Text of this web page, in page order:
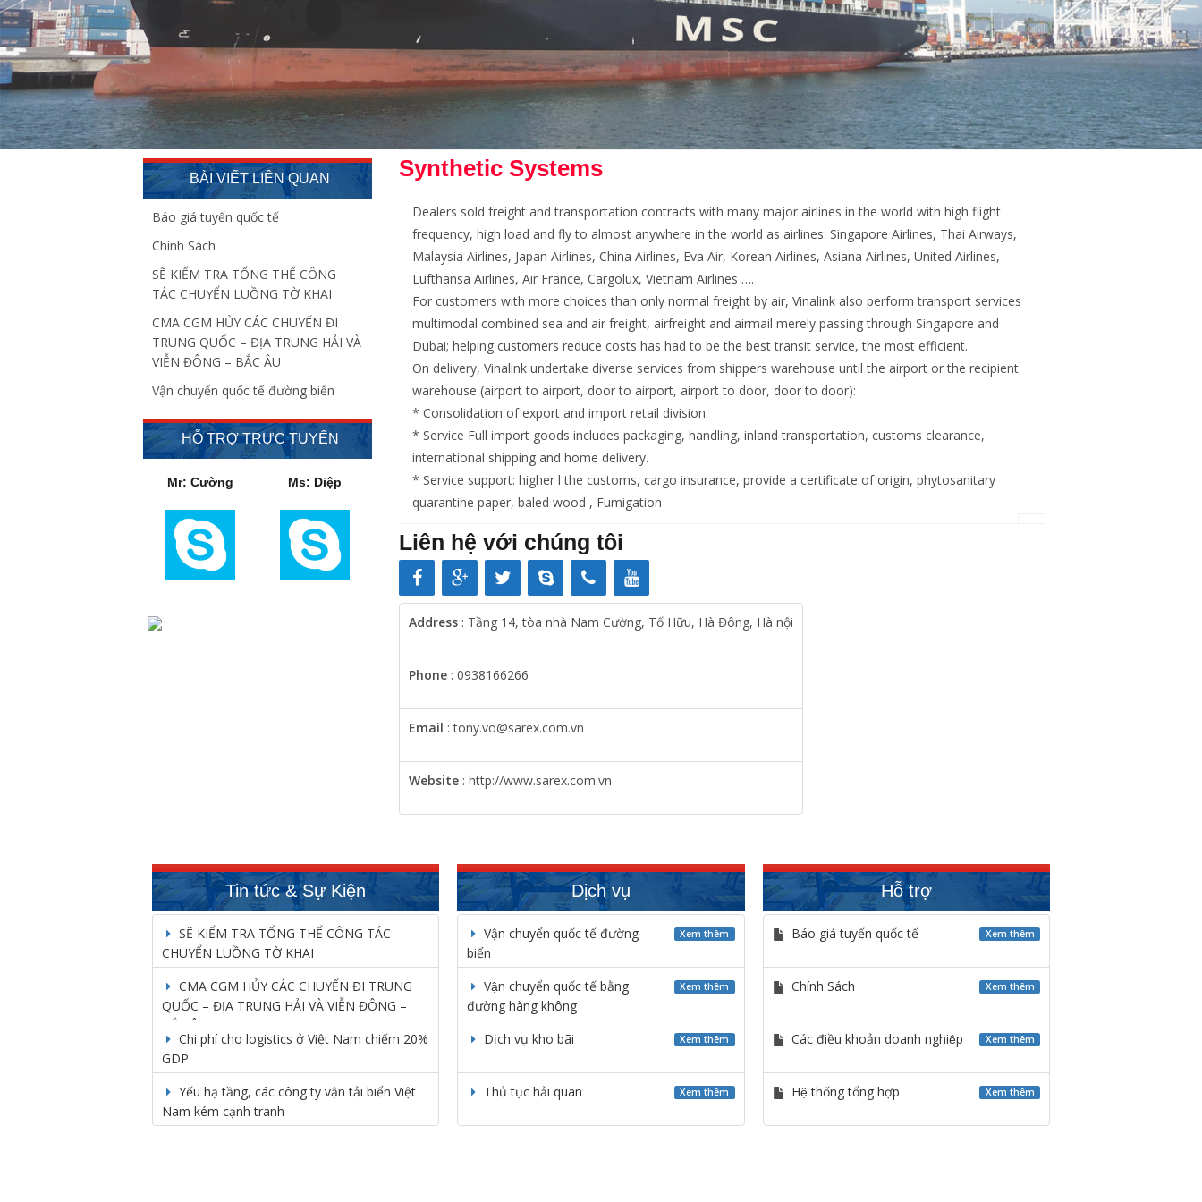
BÀI VIẾT LIÊN QUAN
Báo giá tuyến quốc tế
Chính Sách
SẼ KIỂM TRA TỔNG THỂ CÔNG
TÁC CHUYỂN LUỒNG TỜ KHAI
CMA CGM HỦY CÁC CHUYẾN ĐI
TRUNG QUỐC – ĐỊA TRUNG HẢI VÀ
VIỄN ĐÔNG – BẮC ÂU
Vận chuyển quốc tế đường biển
HỖ TRỢ TRỰC TUYẾN
Mr: Cường Ms: Diệp
Synthetic Systems
Dealers sold freight and transportation contracts with many major airlines in the world with high flight
frequency, high load and fly to almost anywhere in the world as airlines: Singapore Airlines, Thai Airways,
Malaysia Airlines, Japan Airlines, China Airlines, Eva Air, Korean Airlines, Asiana Airlines, United Airlines,
Lufthansa Airlines, Air France, Cargolux, Vietnam Airlines ….
For customers with more choices than only normal freight by air, Vinalink also perform transport services
multimodal combined sea and air freight, airfreight and airmail merely passing through Singapore and
Dubai; helping customers reduce costs has had to be the best transit service, the most efficient.
On delivery, Vinalink undertake diverse services from shippers warehouse until the airport or the recipient
warehouse (airport to airport, door to airport, airport to door, door to door):
* Consolidation of export and import retail division.
* Service Full import goods includes packaging, handling, inland transportation, customs clearance,
international shipping and home delivery.
* Service support: higher lthe customs, cargo insurance, provide a certificate of origin, phytosanitary
quarantine paper, baled wood , Fumigation
Liên hệ với chúng tôi
Address : Tầng 14, tòa nhà Nam Cường, Tố Hữu, Hà Đông, Hà nội
Phone : 0938166266
Email : tony.vo@sarex.com.vn
Website : http://www.sarex.com.vn
Tin tức & Sự Kiện
SẼ KIỂM TRA TỔNG THỂ CÔNG TÁC
CHUYỂN LUỒNG TỜ KHAI
CMA CGM HỦY CÁC CHUYẾN ĐI TRUNG
QUỐC – ĐỊA TRUNG HẢI VÀ VIỄN ĐÔNG –
BẮC ÂU
Chi phí cho logistics ở Việt Nam chiếm 20%
GDP
Yếu hạ tầng, các công ty vận tải biển Việt
Nam kém cạnh tranh
Dịch vụ
Vận chuyển quốc tế đường
biển
Xem thêm
Vận chuyển quốc tế bằng
đường hàng không
Xem thêm
Dịch vụ kho bãi Xem thêm
Thủ tục hải quan Xem thêm
Hỗ trợ
Báo giá tuyến quốc tế Xem thêm
Chính Sách Xem thêm
Các điều khoản doanh nghiệp Xem thêm
Hệ thống tổng hợp Xem thêm